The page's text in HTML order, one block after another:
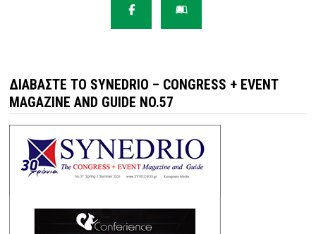
ΔΙΑΒΆΣΤΕ ΤΟ SYNEDRIO – CONGRESS + EVENT
MAGAZINE AND GUIDE NO.57